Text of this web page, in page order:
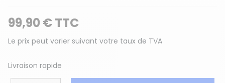
99,90 € TTC
Le prix peut varier suivant votre taux de TVA
Livraison rapide